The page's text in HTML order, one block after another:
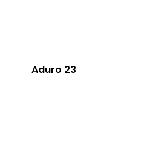
Aduro 23